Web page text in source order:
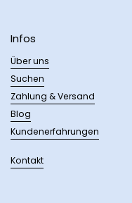
Infos
Über uns
Suchen
Zahlung & Versand
Blog
Kundenerfahrungen
Kontakt